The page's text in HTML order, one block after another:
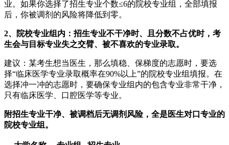
业。如果你选择了招生专业个数≤6的院校专业组，全部填报
后，你被调剂的风险将降低到零。
2、院校专业组内：招生专业不干净时、且分数不占优时，考
生会与目标专业失之交臂、被不喜欢的专业录取。
建议：某考生想当医生，那么填稳、保梯度的志愿时，要选
择“临床医学专业录取概率在90%以上”的院校专业组填报。在
选择冲一冲的志愿时，要确保专业组内的包含专业非常干净，
只有临床医学、口腔医学等专业。
附招生专业干净、被调档后无调剂风险，全是医生对口专业的
院校专业组。